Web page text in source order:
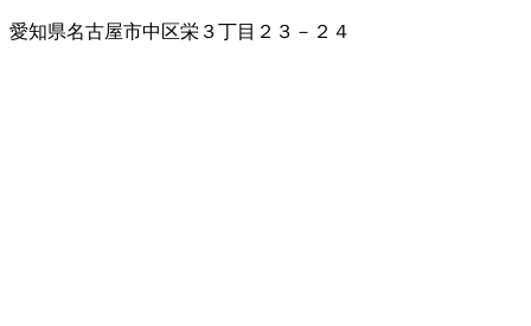
愛知県名古屋市中区栄３丁目２３－２４